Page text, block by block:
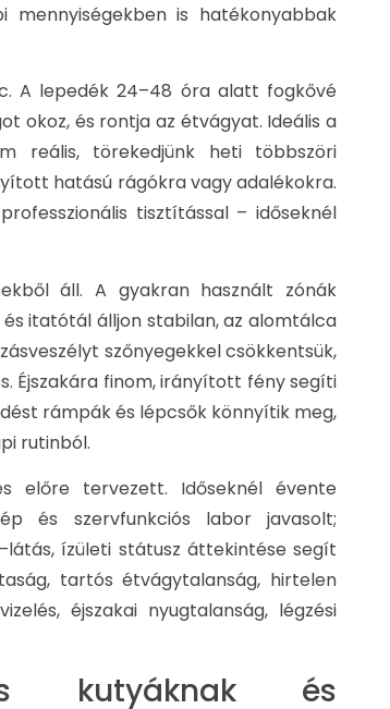
mennyiségekben is hatékonyabbak
A lepedék 24–48 óra alatt fogkővé
okoz, és rontja az étvágyat. Ideális a
reális, törekedjünk heti többszöri
hatású rágókra vagy adalékokra.
tisztítással – időseknél
áll. A gyakran használt zónák
itatótál álljon stabilan, az alomtálca
szőnyegekkel csökkentsük,
Éjszakára finom, irányított fény segíti
rámpák és lépcsők könnyítik meg,
rutinból.
előre tervezett. Időseknél évente
és szervfunkciós labor javasolt;
ízületi státusz áttekintése segít
tartós étvágytalanság, hirtelen
éjszakai nyugtalanság, légzési
kutyáknak​ és